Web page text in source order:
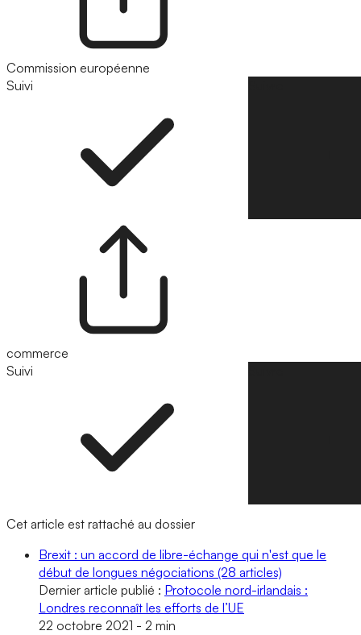
Commission européenne
Suivi
commerce
Suivi
Cet article est rattaché au dossier
Brexit : un accord de libre-échange qui n'est que le
début de longues négociations (28 articles)
Dernier article publié : Protocole nord-irlandais :
Londres reconnaît les efforts de l’UE
22 octobre 2021 - 2 min